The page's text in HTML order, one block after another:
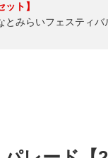
ト】
みらいフェスティバ